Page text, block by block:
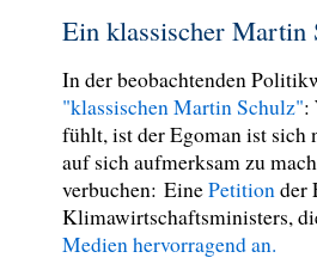
Ein klassischer Martin
In der beobachtenden
"klassischen Martin Schulz":
fühlt, ist der Egoman ist sich
auf sich aufmerksam zu
verbuchen: EinePetition der
Klimawirtschaftsministers,
Medien hervorragend an.